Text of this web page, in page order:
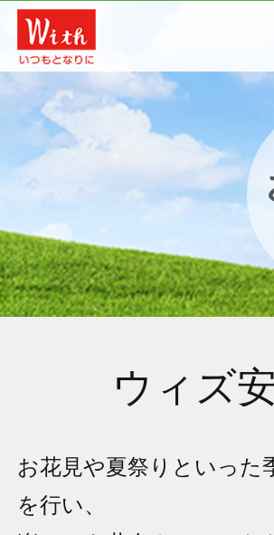
ウィズ
お花見や夏祭りといった
を行い、